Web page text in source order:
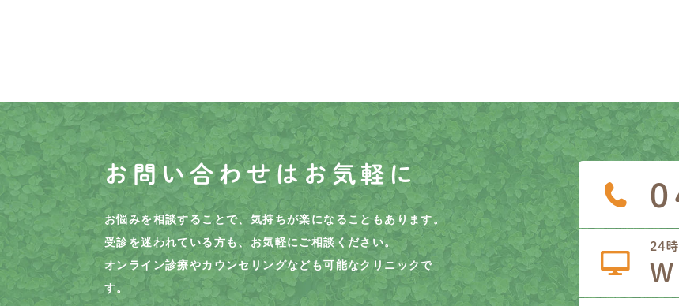
お問い合わせはお気軽に
お悩みを相談することで、気持ちが楽になることもあります。
受診を迷われている方も、お気軽にご相談ください。
オンライン診療やカウンセリングなども可能なクリニックで
す。